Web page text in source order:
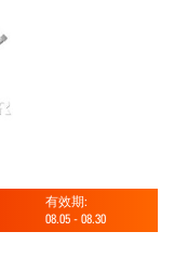
有效期:
08.05 - 08.30